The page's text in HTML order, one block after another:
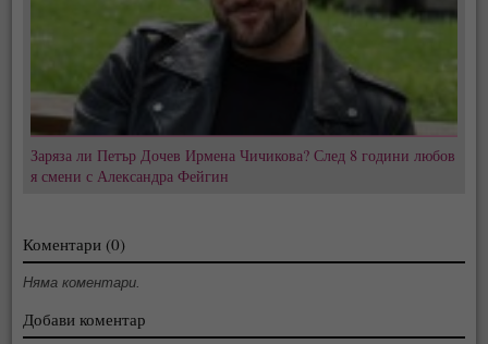
Заряза ли Петър Дочев Ирмена Чичикова? След 8 години любов
я смени с Александра Фейгин
Коментари (0)
Няма коментари.
Добави коментар